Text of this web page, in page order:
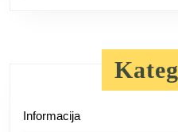
Informacija